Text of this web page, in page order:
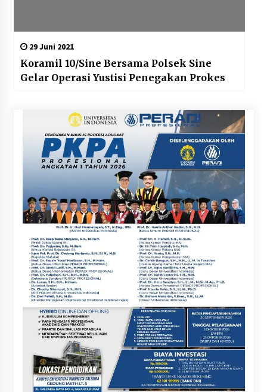
29 Juni 2021
Koramil 10/Sine Bersama Polsek Sine
Gelar Operasi Yustisi Penegakan Prokes